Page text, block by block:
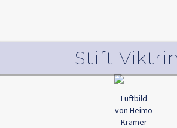
Stift
Luftbild
von Heimo
Kramer